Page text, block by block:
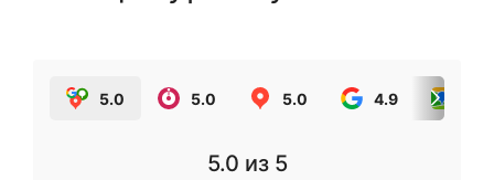
5.0 5.0 5.0 4.9
5.0 из 5